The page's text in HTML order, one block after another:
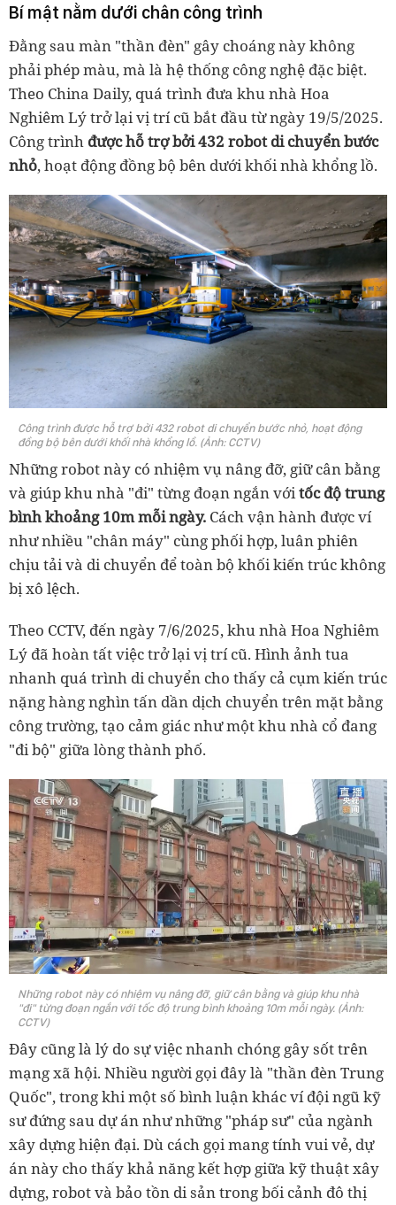
Bí mật nằm dưới chân công trình
Đằng sau màn "thần đèn" gây choáng này không
phải phép màu, mà là hệ thống công nghệ đặc biệt.
Theo China Daily, quá trình đưa khu nhà Hoa
Nghiêm Lý trở lại vị trí cũ bắt đầu từ ngày 19/5/2025.
Công trình được hỗ trợ bởi 432 robot di chuyển bước
nhỏ, hoạt động đồng bộ bên dưới khối nhà khổng lồ.
Công trình được hỗ trợ bởi 432 robot di chuyển bước nhỏ, hoạt động
đồng bộ bên dưới khối nhà khổng lồ. (Ảnh: CCTV)
Những robot này có nhiệm vụ nâng đỡ, giữ cân bằng
và giúp khu nhà "đi" từng đoạn ngắn vớitốc độ trung
bình khoảng 10m mỗi ngày. Cách vận hành được ví
như nhiều "chân máy" cùng phối hợp, luân phiên
chịu tải và di chuyển để toàn bộ khối kiến trúc không
bị xô lệch.
Theo CCTV, đến ngày 7/6/2025, khu nhà Hoa Nghiêm
Lý đã hoàn tất việc trở lại vị trí cũ. Hình ảnh tua
nhanh quá trình di chuyển cho thấy cả cụm kiến trúc
nặng hàng nghìn tấn dần dịch chuyển trên mặt bằng
công trường, tạo cảm giác như một khu nhà cổ đang
"đi bộ" giữa lòng thành phố.
Những robot này có nhiệm vụ nâng đỡ, giữ cân bằng và giúp khu nhà
"đi" từng đoạn ngắn với tốc độ trung bình khoảng 10m mỗi ngày. (Ảnh:
CCTV)
Đây cũng là lý do sự việc nhanh chóng gây sốt trên
mạng xã hội. Nhiều người gọi đây là "thần đèn Trung
Quốc", trong khi một số bình luận khác ví đội ngũ kỹ
sư đứng sau dự án như những "pháp sư" của ngành
xây dựng hiện đại. Dù cách gọi mang tính vui vẻ, dự
án này cho thấy khả năng kết hợp giữa kỹ thuật xây
dựng, robot và bảo tồn di sản trong bối cảnh đô thị